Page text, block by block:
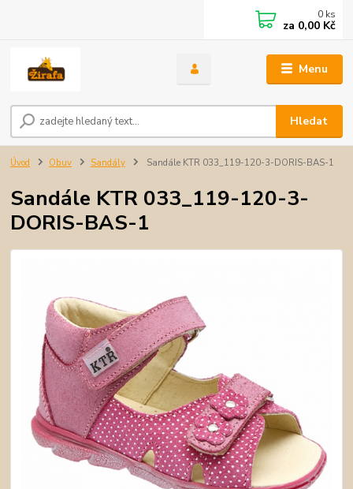
Menu
Hledat
0 ks
za 0,00 Kč
Úvod Obuv Sandály Sandále KTR 033_119-120-3-DORIS-BAS-1
Sandále KTR 033_119-120-3-
DORIS-BAS-1